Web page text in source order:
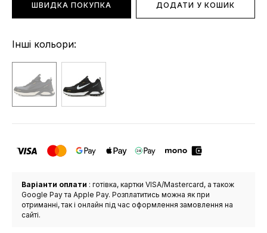
ШВИДКА ПОКУПКА ДОДАТИ У КОШИК
Інші кольори:
Варіанти оплати : готівка, картки VISA/Mastercard, а також
Google Pay та Apple Pay. Розплатитись можна як при
отриманні, так і онлайн під час оформлення замовлення на
сайті.